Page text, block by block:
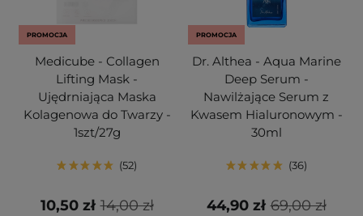
PROMOCJA
Medicube - Collagen
Lifting Mask -
Ujędrniająca Maska
Kolagenowa do Twarzy -
1szt/27g
52
14,00 zł
10,50 zł
PROMOCJA
Dr. Althea - Aqua Marine
Deep Serum -
Nawilżające Serum z
Kwasem Hialuronowym -
30ml
36
69,00 zł
44,90 zł